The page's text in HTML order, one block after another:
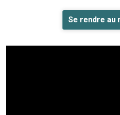
Se rendre au